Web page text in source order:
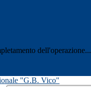
dell'operazione...